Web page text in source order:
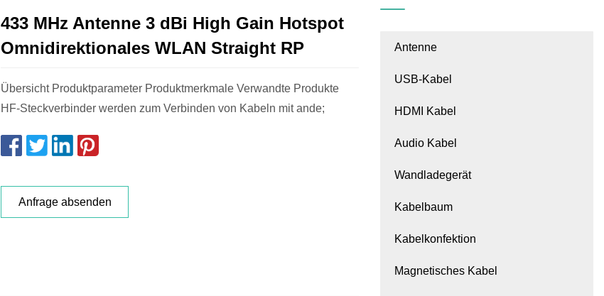
433 MHz Antenne 3 dBi High Gain Hotspot
Omnidirektionales WLAN Straight RP
Übersicht Produktparameter Produktmerkmale Verwandte Produkte
HF-Steckverbinder werden zum Verbinden von Kabeln mit ande;
Anfrage absenden
Antenne
USB-Kabel
HDMI Kabel
Audio Kabel
Wandladegerät
Kabelbaum
Kabelkonfektion
Magnetisches Kabel